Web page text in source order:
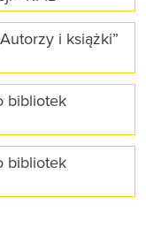
i książki”
bibliotek
bibliotek